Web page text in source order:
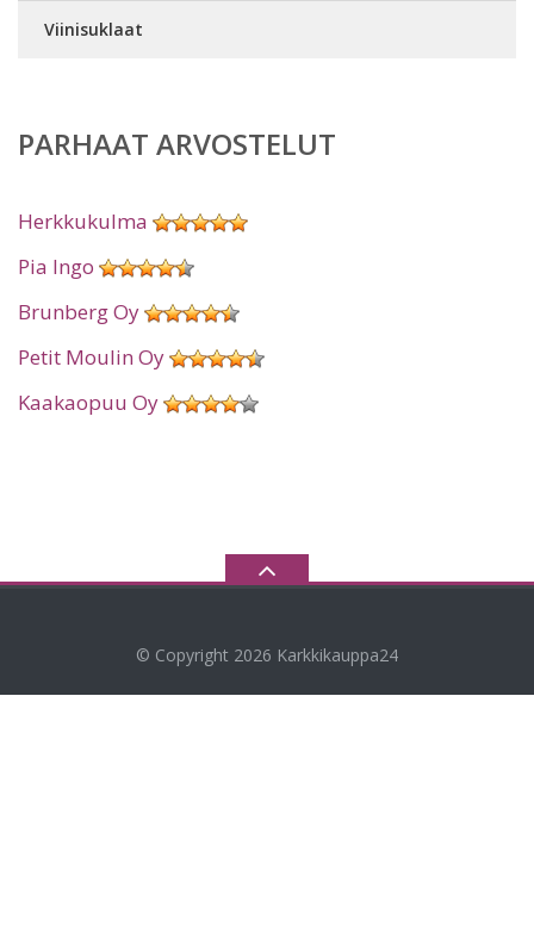
Viinisuklaat
PARHAAT ARVOSTELUT
Herkkukulma
Pia Ingo
Brunberg Oy
Petit Moulin Oy
Kaakaopuu Oy
© Copyright 2026 Karkkikauppa24